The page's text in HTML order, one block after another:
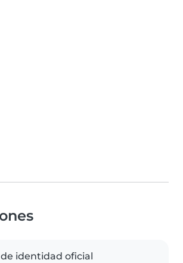
identidad oficial